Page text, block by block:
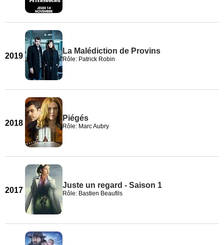
2019
La Malédiction de Provins
Rôle: Patrick Robin
2018
Piégés
Rôle: Marc Aubry
2017
Juste un regard - Saison 1
Rôle: Bastien Beaufils